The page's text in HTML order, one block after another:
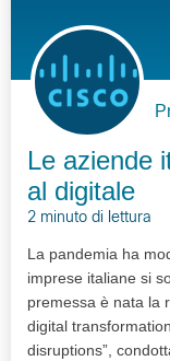
Le aziende
al digitale
2 minuto di lettura
La pandemia ha
imprese italiane si
premessa è nata la
digital
disruptions”,